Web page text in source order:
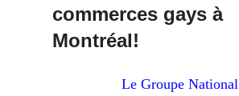
commerces gays à
Montréal!
Le Groupe National